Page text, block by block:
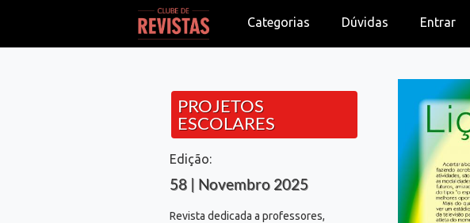
Categorias Dúvidas Entrar
PROJETOS
ESCOLARES
Edição:
58 | Novembro 2025
Revista dedicada a professores,